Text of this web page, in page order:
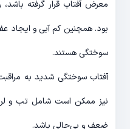
معرض آفتاب قرار گرفته
بود. همچنین کم آبی و ایجاد
سوختگی هستند.
آفتاب سوختگی شدید به
نیز ممکن است شامل تب و
ضعف و بی‌حالی باشد.